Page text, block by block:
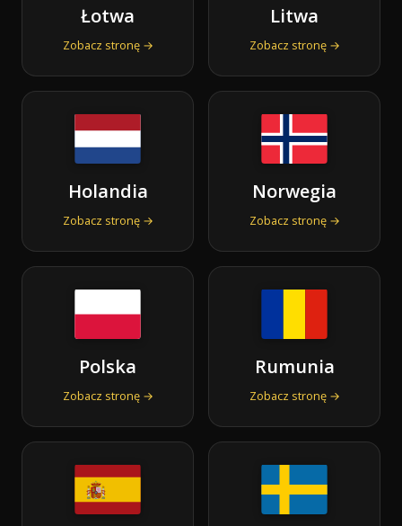
Łotwa
Zobacz stronę →
Litwa
Zobacz stronę →
Holandia
Zobacz stronę →
Norwegia
Zobacz stronę →
Polska
Zobacz stronę →
Rumunia
Zobacz stronę →